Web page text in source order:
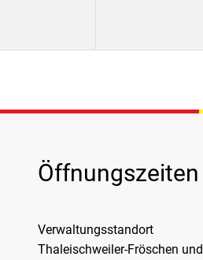
Öffnungszeiten
Verwaltungsstandort
Thaleischweiler-Fröschen und